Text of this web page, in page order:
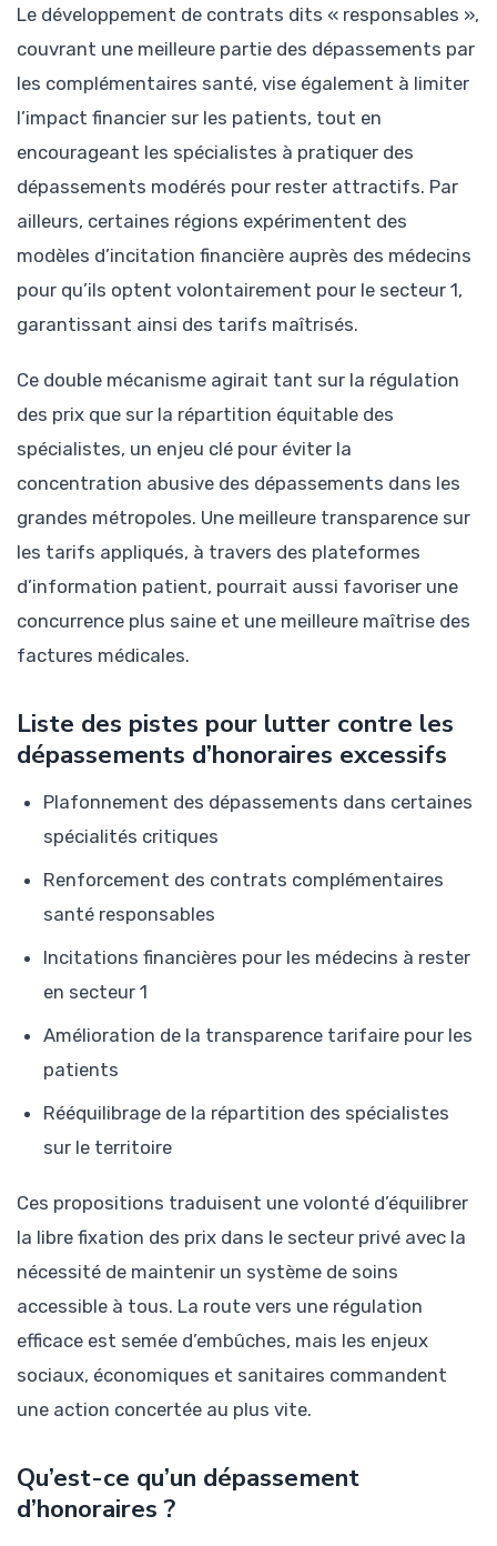
Le développement de contrats dits « responsables »,
couvrant une meilleure partie des dépassements par
les complémentaires santé, vise également à limiter
l’impact financier sur les patients, tout en
encourageant les spécialistes à pratiquer des
dépassements modérés pour rester attractifs. Par
ailleurs, certaines régions expérimentent des
modèles d’incitation financière auprès des médecins
pour qu’ils optent volontairement pour le secteur 1,
garantissant ainsi des tarifs maîtrisés.
Ce double mécanisme agirait tant sur la régulation
des prix que sur la répartition équitable des
spécialistes, un enjeu clé pour éviter la
concentration abusive des dépassements dans les
grandes métropoles. Une meilleure transparence sur
les tarifs appliqués, à travers des plateformes
d’information patient, pourrait aussi favoriser une
concurrence plus saine et une meilleure maîtrise des
factures médicales.
Liste des pistes pour lutter contre les
dépassements d’honoraires excessifs
Plafonnement des dépassements dans certaines
spécialités critiques
Renforcement des contrats complémentaires
santé responsables
Incitations financières pour les médecins à rester
en secteur 1
Amélioration de la transparence tarifaire pour les
patients
Rééquilibrage de la répartition des spécialistes
sur le territoire
Ces propositions traduisent une volonté d’équilibrer
la libre fixation des prix dans le secteur privé avec la
nécessité de maintenir un système de soins
accessible à tous. La route vers une régulation
efficace est semée d’embûches, mais les enjeux
sociaux, économiques et sanitaires commandent
une action concertée au plus vite.
Qu’est-ce qu’un dépassement
d’honoraires ?